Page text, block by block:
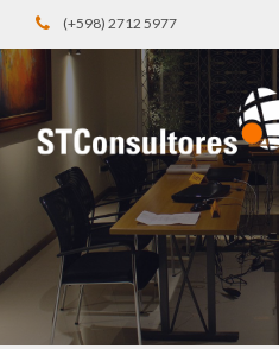
(+598) 2712 5977